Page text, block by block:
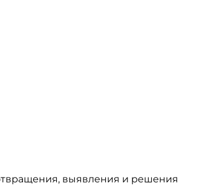
выявления и решения